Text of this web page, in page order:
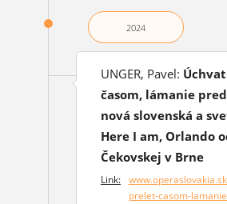
2024
UNGER, Pavel:
časom, lámanie
nová slovenská a
Here I am, Orlando
Čekovskej v Brne
Link:
prelet-casom-